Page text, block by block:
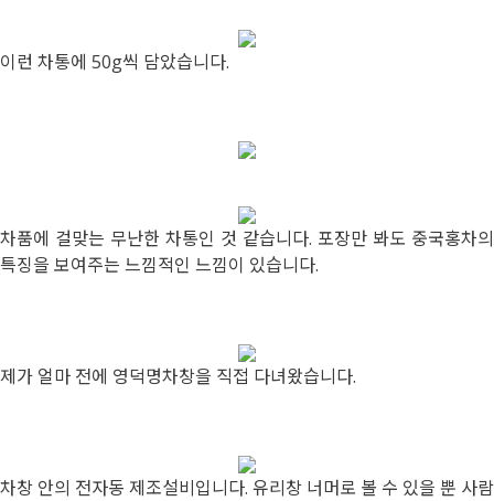
이런 차통에 50g씩 담았습니다.
차품에 걸맞는 무난한 차통인 것 같습니다. 포장만 봐도 중국홍차의
특징을 보여주는 느낌적인 느낌이 있습니다.
제가 얼마 전에 영덕명차창을 직접 다녀왔습니다.
차창 안의 전자동 제조설비입니다. 유리창 너머로 볼 수 있을 뿐 사람